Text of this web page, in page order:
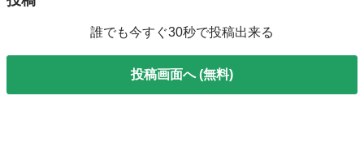
誰でも今すぐ30秒で投稿出来る
投稿画面へ (無料)